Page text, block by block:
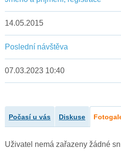
14.05.2015
Poslední návštěva
07.03.2023 10:40
Počasí u vás Diskuse
Uživatel nemá zařazeny žádné